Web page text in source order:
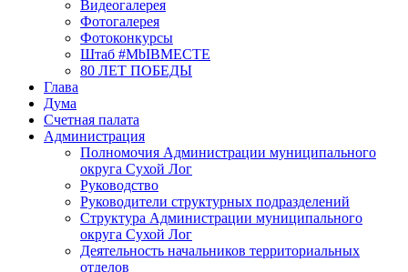
Видеогалерея
Фотогалерея
Фотоконкурсы
Штаб #MbIBMECTE
80 ЛЕТ ПОБЕДЫ
Глава
Дума
Счетная палата
Администрация
Полномочия Администрации муниципального
округа Сухой Лог
Руководство
Руководители структурных подразделений
Структура Администрации муниципального
округа Сухой Лог
Деятельность начальников территориальных
отделов